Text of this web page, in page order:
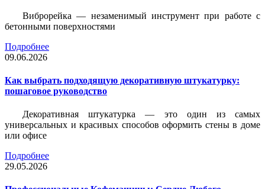
Виброрейка — незаменимый инструмент при работе с
бетонными поверхностями
Подробнее
09.06.2026
Как выбрать подходящую декоративную штукатурку:
пошаговое руководство
Декоративная штукатурка — это один из самых
универсальных и красивых способов оформить стены в доме
или офисе
Подробнее
29.05.2026